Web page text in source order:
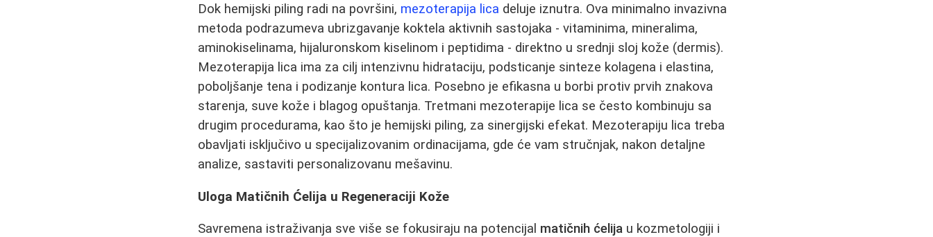
Dok hemijski piling radi na površini, mezoterapija lica deluje iznutra. Ova minimalno invazivna
metoda podrazumeva ubrizgavanje koktela aktivnih sastojaka - vitaminima, mineralima,
aminokiselinama, hijaluronskom kiselinom i peptidima - direktno u srednji sloj kože (dermis).
Mezoterapija lica ima za cilj intenzivnu hidrataciju, podsticanje sinteze kolagena i elastina,
poboljšanje tena i podizanje kontura lica. Posebno je efikasna u borbi protiv prvih znakova
starenja, suve kože i blagog opuštanja. Tretmani mezoterapije lica se često kombinuju sa
drugim procedurama, kao što je hemijski piling, za sinergijski efekat. Mezoterapiju lica treba
obavljati isključivo u specijalizovanim ordinacijama, gde će vam stručnjak, nakon detaljne
analize, sastaviti personalizovanu mešavinu.
Uloga Matičnih Ćelija u Regeneraciji Kože
Savremena istraživanja sve više se fokusiraju na potencijal matičnih ćelija u kozmetologiji i